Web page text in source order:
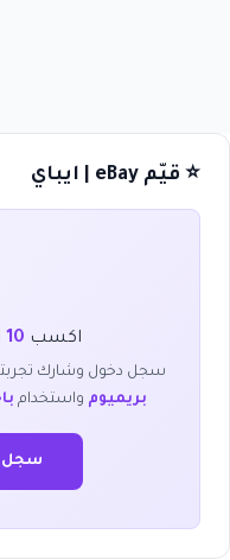
⭐ قيّم eBay | ايباي
اكسب 10 نقطة
سجل دخول وشارك
بريميوم واستخدام
سجل